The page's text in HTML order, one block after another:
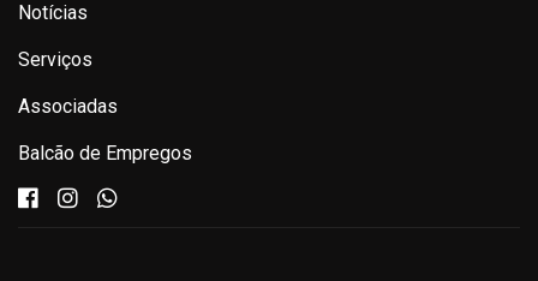
Notícias
Serviços
Associadas
Balcão de Empregos